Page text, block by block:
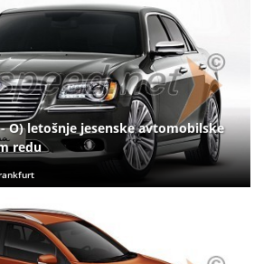
O) letošnje jesenske avtomobilske
redu